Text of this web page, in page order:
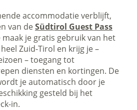
accommodatie verblijft,
van deSüdtirol Guest Pass
maak je gratis gebruik van het
Zuid-Tirol en krijg je –
– toegang tot
diensten en kortingen. De
je automatisch door je
gesteld bij het
in.